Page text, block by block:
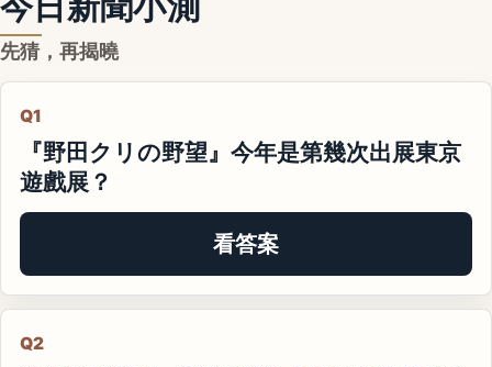
先猜，再揭曉
Q1
『野田クリの野望』今年是第幾次出展東京
遊戲展？
看答案
Q2